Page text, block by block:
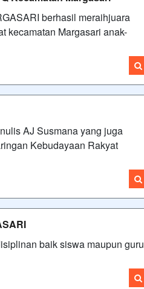
berhasil meraihjuara
kecamatan Margasari anak-
AJ Susmana yang juga
Kebudayaan Rakyat
baik siswa maupun guru